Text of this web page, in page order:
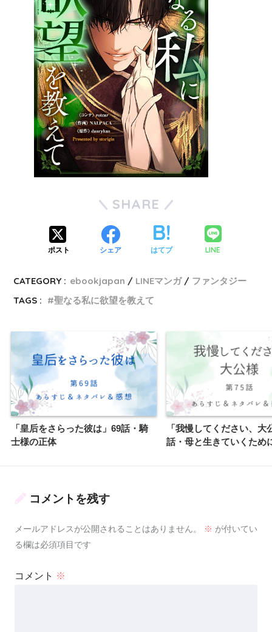
SHARE
ポスト シェア はてブ LINE
CATEGORY : ebookjapan LINEマンガ
ファンタジー
TAGS :
聖なる私に欲望を教えて
「皇后をさらった彼は」69話・騎
士様の正体
「我慢してください、大
話・母と生きていくため
コメントを残す
メールアドレスが公開されることはありません。 ※ が付いてい
る欄は必須項目です
コメント ※